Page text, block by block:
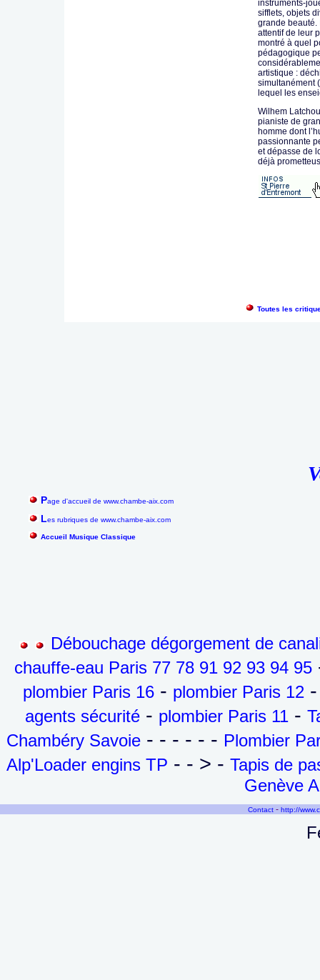
instruments-
sifflets, objets
grande beauté.
attentif de leur
montré à quel
pédagogique
artistique :
simultanément
lequel les
Wilhem
pianiste de
homme dont
passionnante
et dépasse de
déjà
Toutes les
Page d'accueil de www.chambe-aix.com
Les rubriques de www.chambe-aix.com
Accueil Musique Classique
Débouchage dégorgement de
chauffe-eau Paris 77 78 91 92 93 94 95
plombier Paris 16 - plombier Paris 12
agents sécurité - plombier Paris 11 -
Chambéry Savoie - - - - - - Plombier
Alp'Loader engins TP - - > - Tapis de
Genève
Contact - http://